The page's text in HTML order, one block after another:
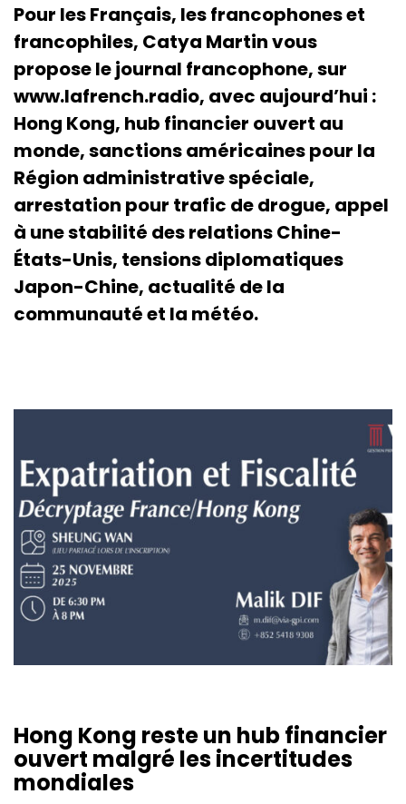
Pour les Français, les francophones et
francophiles, Catya Martin vous
propose le journal francophone, sur
www.lafrench.radio, avec aujourd’hui :
Hong Kong, hub financier ouvert au
monde, sanctions américaines pour la
Région administrative spéciale,
arrestation pour trafic de drogue, appel
à une stabilité des relations Chine-
États-Unis, tensions diplomatiques
Japon-Chine, actualité de la
communauté et la météo.
Hong Kong reste un hub financier
ouvert malgré les incertitudes
mondiales